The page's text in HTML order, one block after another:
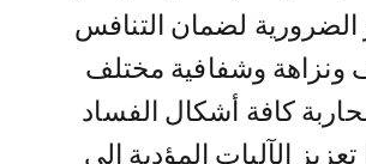
الضرورية لضمان التنافس
ونزاهة وشفافية مختلف
كافة أشكال الفساد
تعزيز الآليات المؤدية إلى